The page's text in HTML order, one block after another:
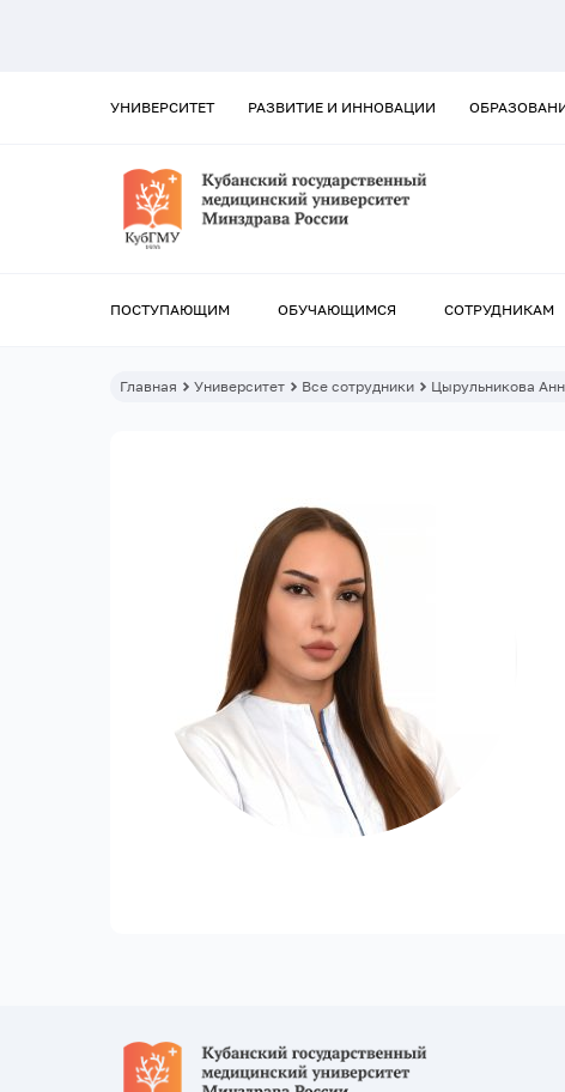
УНИВЕРСИТЕТ РАЗВИТИЕ И ИННОВАЦИИ
ПОСТУПАЮЩИМ ОБУЧАЮЩИМСЯ СОТРУДНИКАМ
Главная Университет Все сотрудники Цырульникова